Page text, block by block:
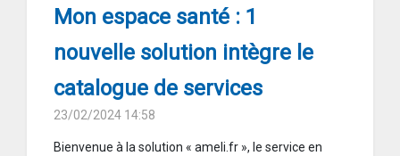
Mon espace santé : 1
nouvelle solution intègre le
catalogue de services
23/02/2024 14:58
Bienvenue à la solution « ameli.fr », le service en